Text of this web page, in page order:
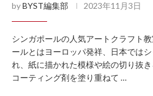
byBYST編集部 2023年11月3日
シンガポールの人気アートクラフト
ールとはヨーロッパ発祥、日本では
れ、紙に描かれた模様や絵の切り抜き
コーティング剤を塗り重ねて …